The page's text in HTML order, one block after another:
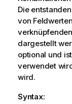
Die
von
dargestellt
optional und
verwendet
wird.
Syntax: